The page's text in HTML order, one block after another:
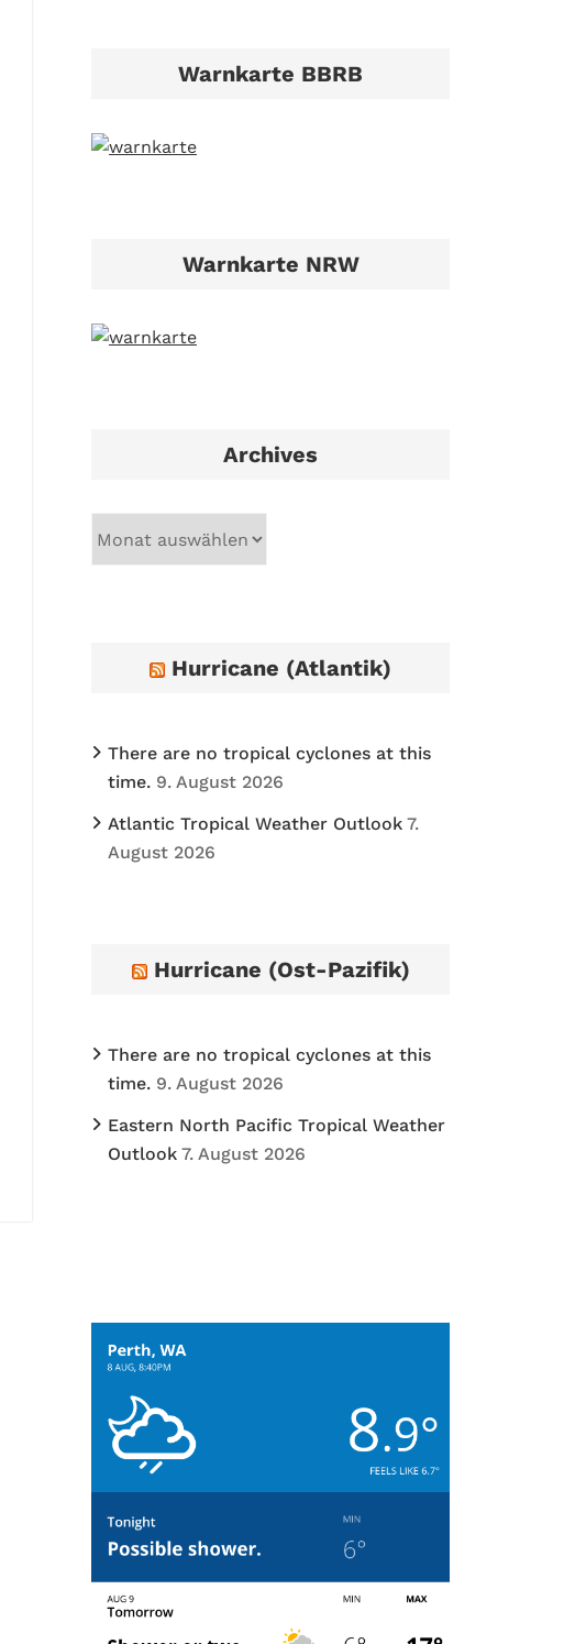
Warnkarte BBRB
Warnkarte NRW
Archives
Hurricane (Atlantik)
There are no tropical cyclones at this
time. 9. August 2026
Atlantic Tropical Weather Outlook 7.
August 2026
Hurricane (Ost-Pazifik)
There are no tropical cyclones at this
time. 9. August 2026
Eastern North Pacific Tropical Weather
Outlook 7. August 2026